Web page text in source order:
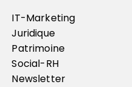
IT-Marketing
Juridique
Patrimoine
Social-RH
Newsletter